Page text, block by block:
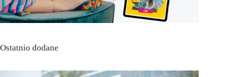
Ostatnio dodane